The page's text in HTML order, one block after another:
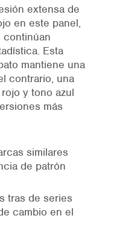
extensa de
en este panel,
continúan
Esta
mantiene una
contrario, una
y tono azul
más
similares
de patrón
tras de series
cambio en el